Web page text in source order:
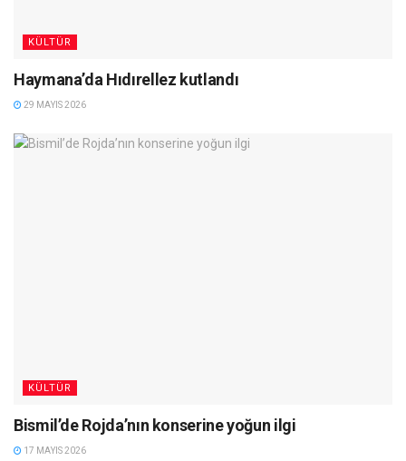
KÜLTÜR
Haymana’da Hıdırellez kutlandı
29 MAYIS 2026
KÜLTÜR
Bismil’de Rojda’nın konserine yoğun ilgi
17 MAYIS 2026